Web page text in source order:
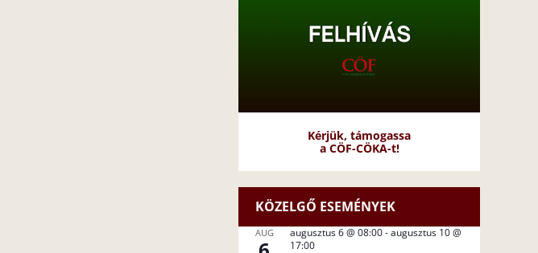
Kérjük, támogassa
a CÖF-CÖKA-t!
KÖZELGŐ ESEMÉNYEK
AUG augusztus 6 @ 08:00-augusztus 10 @
17:00